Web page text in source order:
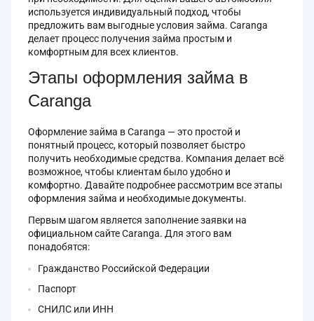
используется индивидуальный подход, чтобы
предложить вам выгодные условия займа. Caranga
делает процесс получения займа простым и
комфортным для всех клиентов.
Этапы оформления займа в
Caranga
Оформление займа в Caranga — это простой и
понятный процесс, который позволяет быстро
получить необходимые средства. Компания делает всё
возможное, чтобы клиентам было удобно и
комфортно. Давайте подробнее рассмотрим все этапы
оформления займа и необходимые документы.
Первым шагом является заполнение заявки на
официальном сайте Caranga. Для этого вам
понадобятся:
Гражданство Российской Федерации
Паспорт
СНИЛС или ИНН